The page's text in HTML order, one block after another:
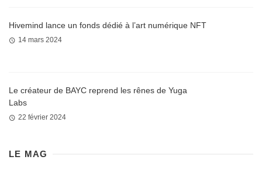
Hivemind lance un fonds dédié à l’art numérique NFT
14 mars 2024
Le créateur de BAYC reprend les rênes de Yuga
Labs
22 février 2024
LE MAG